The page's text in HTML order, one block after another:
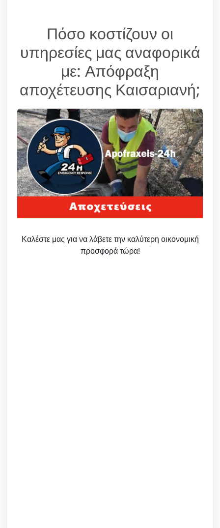
Πόσο κοστίζουν οι
υπηρεσίες μας αναφορικά
με: Απόφραξη
αποχέτευσης Καισαριανή;
Καλέστε μας για να λάβετε την καλύτερη οικονομική
προσφορά τώρα!